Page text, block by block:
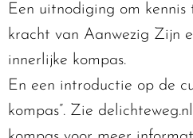
Een uitnodiging om
kracht van Aanwezig Zijn
innerlijke kompas.
En een introductie op de
kompas”. Zie